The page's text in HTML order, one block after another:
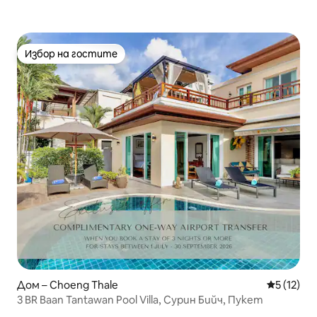
Избор на гостите
Избор на гостите
Дом – Choeng Thale Средна
5 (12)
3 BR Baan Tantawan Pool Villa, Сурин Бийч, Пукет